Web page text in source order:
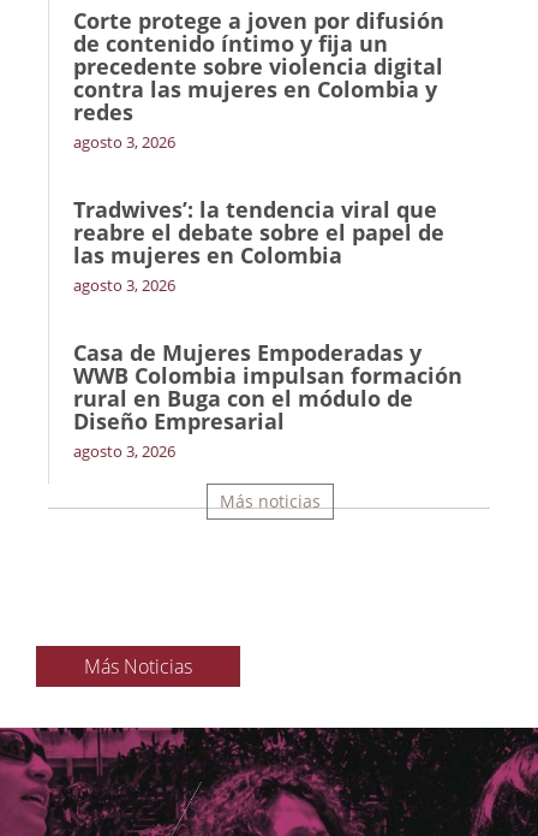
Corte protege a joven por difusión
de contenido íntimo y fija un
precedente sobre violencia digital
contra las mujeres en Colombia y
redes
agosto 3, 2026
Tradwives’: la tendencia viral que
reabre el debate sobre el papel de
las mujeres en Colombia
agosto 3, 2026
Casa de Mujeres Empoderadas y
WWB Colombia impulsan formación
rural en Buga con el módulo de
Diseño Empresarial
agosto 3, 2026
Más noticias
Más Noticias